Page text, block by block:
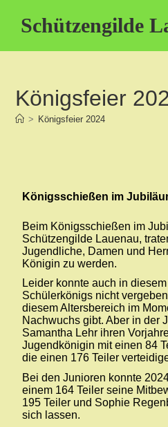
Schützengilde
Königsfeier
> Königsfeier 2024
Königsschießen im
Beim Königsschießen im
Schützengilde Lauenau,
Jugendliche, Damen und
Königin zu werden.
Leider konnte auch in
Schülerkönigs nicht
diesem Altersbereich im
Nachwuchs gibt. Aber in der
Samantha Lehr ihren
Jugendkönigin mit einen 84
die einen 176 Teiler
Bei den Junioren konnte
einem 164 Teiler seine
195 Teiler und Sophie
sich lassen.